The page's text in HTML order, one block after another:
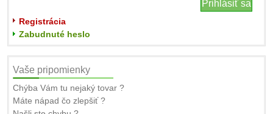
Registrácia
Zabudnuté heslo
Vaše pripomienky
Chýba Vám tu nejaký tovar ?
Máte nápad čo zlepšiť ?